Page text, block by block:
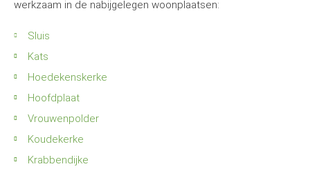
werkzaam in de nabijgelegen woonplaatsen:
Sluis
Kats
Hoedekenskerke
Hoofdplaat
Vrouwenpolder
Koudekerke
Krabbendijke